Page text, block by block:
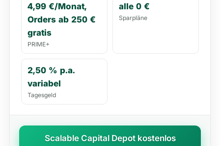
4,99 €/Monat,
Orders ab 250 €
gratis
PRIME+
alle 0 €
Sparpläne
2,50 % p.a.
variabel
Tagesgeld
Scalable Capital Depot kostenlos